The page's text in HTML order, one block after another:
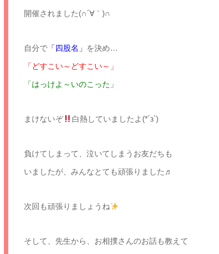
開催されました(∩´∀｀)∩
自分で「四股名」 を決め…
「どすこい～どすこい～」
「はっけよ～いのこった」
まけないぞ 白熱していましたよ(*´з`)
負けてしまって、泣いてしまうお友だちも
いましたが、みんなとても頑張りました♬
次回も頑張りましょうね
そして、先生から、お相撲さんのお話も教えて